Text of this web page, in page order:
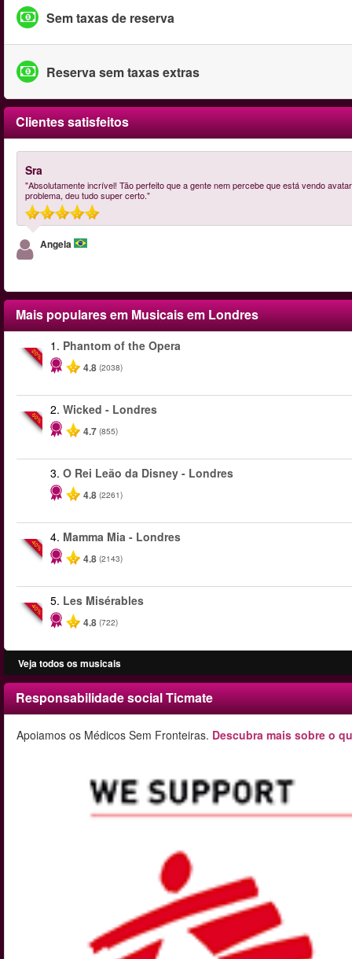
Sem taxas de reserva
Reserva sem taxas extras
Clientes satisfeitos
Sra
"Absolutamente incrível! Tão perfeito que a gente nem percebe que está vendo
problema, deu tudo super certo."
Angela
Mais populares em Musicais em Londres
-20%
1. Phantom of the Opera
4.8 (2038)
-50%
2. Wicked - Londres
4.7 (855)
3. O Rei Leão da Disney - Londres
4.8 (2261)
-40%
4. Mamma Mia - Londres
4.8 (2143)
-40%
5. Les Misérables
4.8 (722)
Veja todos os musicais
Responsabilidade social Ticmate
Apoiamos os Médicos Sem Fronteiras. Descubra mais sobre o